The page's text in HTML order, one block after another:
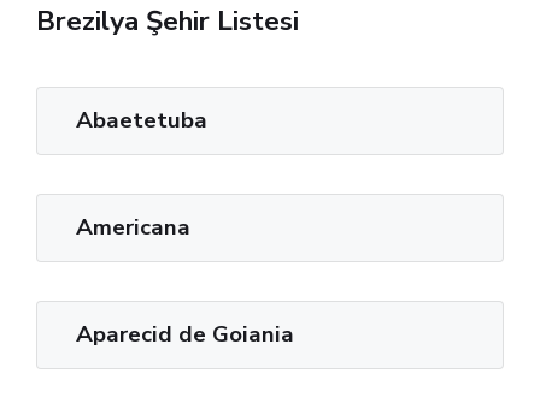
Brezilya Şehir Listesi
Abaetetuba
Americana
Aparecid de Goiania